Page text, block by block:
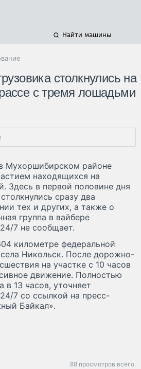
Найти машины
столкнулись на
с тремя лошадьми
Мухоршибирском районе
находящихся на
Здесь в первой половине дня
сразу два
тех и других, а также о
группа в вайбере
7 не сообщает.
километре федеральной
Никольск. После дорожно-
на участке с 10 часов
движение. Полностью
в 13 часов, уточняет
7 со ссылкой на пресс-
Байкал».
88 просмотров всего.